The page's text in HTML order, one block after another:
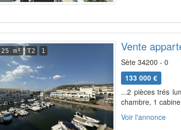
25 m² T2 1 Vente
Sète 34200 - 0
133 000 €
...2 pièces trés
chambre, 1
Voir l'annonce